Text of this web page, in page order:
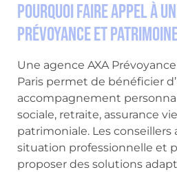
Pourquoi faire appel à
Prévoyance et
Une agence AXA
Paris permet de bénéficier
accompagnement
sociale, retraite, assurance
patrimoniale. Les conseillers
situation professionnelle et
proposer des solutions